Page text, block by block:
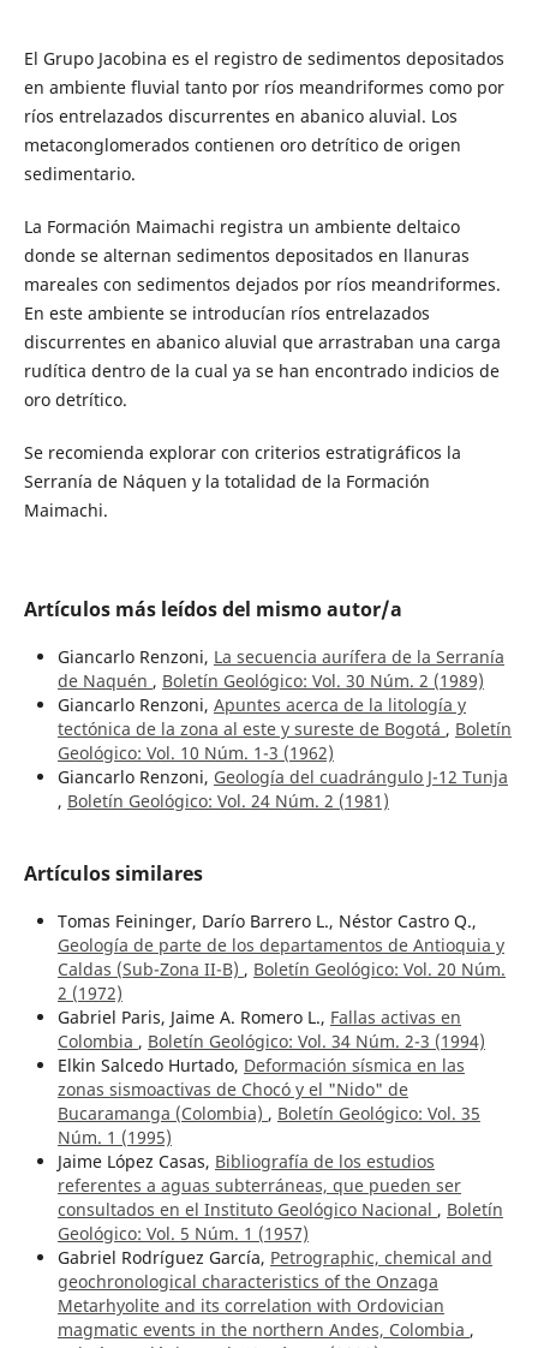
El Grupo Jacobina es el registro de sedimentos depositados
en ambiente fluvial tanto por ríos meandriformes como por
ríos entrelazados discurrentes en abanico aluvial. Los
metaconglomerados contienen oro detrítico de origen
sedimentario.
La Formación Maimachi registra un ambiente deltaico
donde se alternan sedimentos depositados en llanuras
mareales con sedimentos dejados por ríos meandriformes.
En este ambiente se introducían ríos entrelazados
discurrentes en abanico aluvial que arrastraban una carga
rudítica dentro de la cual ya se han encontrado indicios de
oro detrítico.
Se recomienda explorar con criterios estratigráficos la
Serranía de Náquen y la totalidad de la Formación
Maimachi.
Artículos más leídos del mismo autor/a
Giancarlo Renzoni, La secuencia aurífera de la Serranía
de Naquén , Boletín Geológico: Vol. 30 Núm. 2 (1989)
Giancarlo Renzoni, Apuntes acerca de la litología y
tectónica de la zona al este y sureste de Bogotá , Boletín
Geológico: Vol. 10 Núm. 1-3 (1962)
Giancarlo Renzoni, Geología del cuadrángulo J-12 Tunja
, Boletín Geológico: Vol. 24 Núm. 2 (1981)
Artículos similares
Tomas Feininger, Darío Barrero L., Néstor Castro Q.,
Geología de parte de los departamentos de Antioquia y
Caldas (Sub-Zona II-B) , Boletín Geológico: Vol. 20 Núm.
2 (1972)
Gabriel Paris, Jaime A. Romero L., Fallas activas en
Colombia , Boletín Geológico: Vol. 34 Núm. 2-3 (1994)
Elkin Salcedo Hurtado, Deformación sísmica en las
zonas sismoactivas de Chocó y el "Nido" de
Bucaramanga (Colombia) , Boletín Geológico: Vol. 35
Núm. 1 (1995)
Jaime López Casas, Bibliografía de los estudios
referentes a aguas subterráneas, que pueden ser
consultados en el Instituto Geológico Nacional , Boletín
Geológico: Vol. 5 Núm. 1 (1957)
Gabriel Rodríguez García, Petrographic, chemical and
geochronological characteristics of the Onzaga
Metarhyolite and its correlation with Ordovician
magmatic events in the northern Andes, Colombia ,